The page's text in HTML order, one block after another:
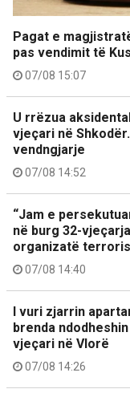
Pagat e
pas vendimit të
07/08 15:07
U rrëzua
vjeçari në
vendngjarje
07/08 14:52
“Jam e
në burg 32-
organizatë
07/08 14:40
I vuri zjarrin
brenda
vjeçari në Vlorë
07/08 14:26